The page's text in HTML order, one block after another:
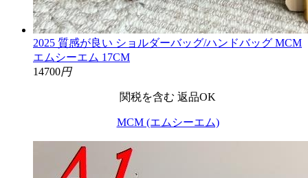
2025 質感が良い ショルダーバッグ/ハンドバッグ MCM
エムシーエム 17CM
14700円
関税を含む 返品OK
MCM (エムシーエム)